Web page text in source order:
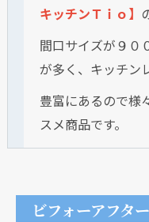
キッチンＴｉｏ】
間口サイズが９０
が多く、キッチン
豊富にあるので様
スメ商品です。
ビフォーアフタ